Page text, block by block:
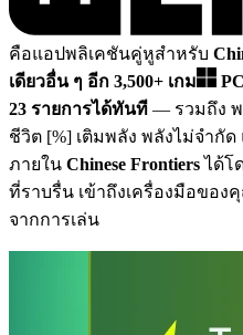
คือแอปพลิเคชันคู่หูสำหรับ
เดียวอื่น ๆ อีก 3,500+ เกม
PC
23 รายการได้ทันที — รวมถึง
ชีวิต [%] เติมพลัง พลังไม่จำกั
ภายใน Chinese Frontiersได้โ
ที่ราบรื่น เข้าถึงเครื่องมือของ
จากการเล่น